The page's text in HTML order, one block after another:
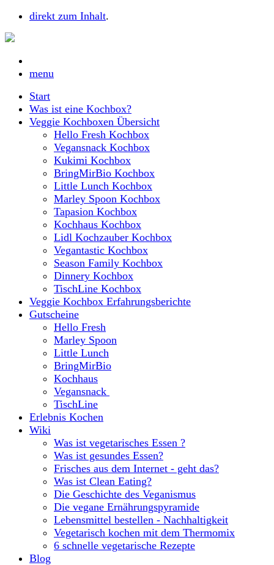
direkt zum Inhalt.
menu
Start
Was ist eine Kochbox?
Veggie Kochboxen Übersicht
Hello Fresh Kochbox
Vegansnack Kochbox
Kukimi Kochbox
BringMirBio Kochbox
Little Lunch Kochbox
Marley Spoon Kochbox
Tapasion Kochbox
Kochhaus Kochbox
Lidl Kochzauber Kochbox
Vegantastic Kochbox
Season Family Kochbox
Dinnery Kochbox
TischLine Kochbox
Veggie Kochbox Erfahrungsberichte
Gutscheine
Hello Fresh
Marley Spoon
Little Lunch
BringMirBio
Kochhaus
Vegansnack
TischLine
Erlebnis Kochen
Wiki
Was ist vegetarisches Essen ?
Was ist gesundes Essen?
Frisches aus dem Internet - geht das?
Was ist Clean Eating?
Die Geschichte des Veganismus
Die vegane Ernährungspyramide
Lebensmittel bestellen - Nachhaltigkeit
Vegetarisch kochen mit dem Thermomix
6 schnelle vegetarische Rezepte
Blog